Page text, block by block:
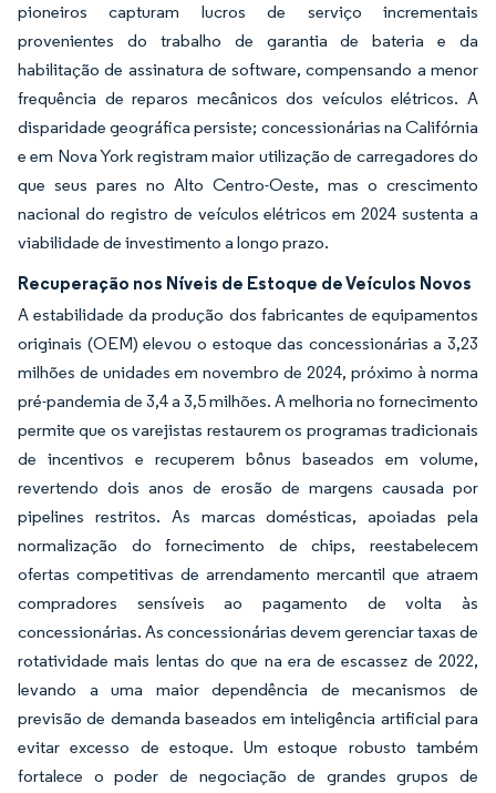
pioneiros capturam lucros de serviço incrementais
provenientes do trabalho de garantia de bateria e da
habilitação de assinatura de software, compensando a menor
frequência de reparos mecânicos dos veículos elétricos. A
disparidade geográfica persiste; concessionárias na Califórnia
e em Nova York registram maior utilização de carregadores do
que seus pares no Alto Centro-Oeste, mas o crescimento
nacional do registro de veículos elétricos em 2024 sustenta a
viabilidade de investimento a longo prazo.
Recuperação nos Níveis de Estoque de Veículos Novos
A estabilidade da produção dos fabricantes de equipamentos
originais (OEM) elevou o estoque das concessionárias a 3,23
milhões de unidades em novembro de 2024, próximo à norma
pré-pandemia de 3,4 a 3,5 milhões. A melhoria no fornecimento
permite que os varejistas restaurem os programas tradicionais
de incentivos e recuperem bônus baseados em volume,
revertendo dois anos de erosão de margens causada por
pipelines restritos. As marcas domésticas, apoiadas pela
normalização do fornecimento de chips, reestabelecem
ofertas competitivas de arrendamento mercantil que atraem
compradores sensíveis ao pagamento de volta às
concessionárias. As concessionárias devem gerenciar taxas de
rotatividade mais lentas do que na era de escassez de 2022,
levando a uma maior dependência de mecanismos de
previsão de demanda baseados em inteligência artificial para
evitar excesso de estoque. Um estoque robusto também
fortalece o poder de negociação de grandes grupos de